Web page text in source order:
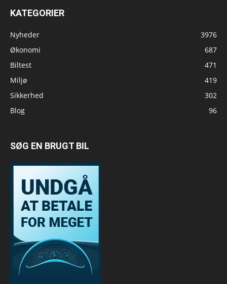
KATEGORIER
Nyheder
3976
Økonomi
687
Biltest
471
Miljø
419
Sikkerhed
302
Blog
96
SØG EN BRUGT BIL